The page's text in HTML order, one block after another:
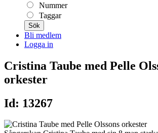
Nummer
Taggar
Sök
Bli medlem
Logga in
Cristina Taube med Pelle
orkester
Id: 13267